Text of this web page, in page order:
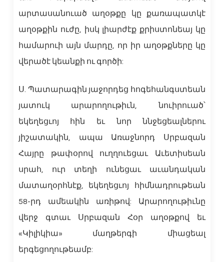
արտասանուած աղօթքը կը քառապատկէ
աղօթքին ուժը, իսկ լիարժէք քրիստոնեայ կը
համարուի այն մարդը, որ իր աղօթքները կը
վերածէ կեանքի ու գործի:
Ս. Պատարագին յաջորդեց հոգեհանգստեան
յատուկ արարողութիւն, նուիրուած՝
եկեղեցւոյ հին եւ նոր ննջեցեալներու
յիշատակին, ապա Առաջնորդ Սրբազան
Հայրը թափօրով ուղղուեցաւ Աւետիսեան
սրահ, ուր տեղի ունեցաւ աւանդական
մատաղօրհնէք, եկեղեցւոյ հիմնադրութեան
58-րդ ամեակին առիթով: Արարողութիւնը
վերջ գտաւ Սրբազան Հօր աղօթքով եւ
«Կիլիկիա» մաղթերգի միացեալ
երգեցողութեամբ: